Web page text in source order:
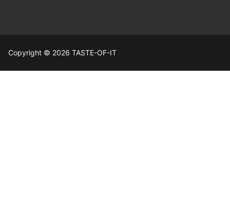
Copyright © 2026 TASTE-OF-IT